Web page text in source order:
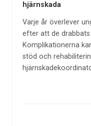
hjärnskada
Varje år överlever
efter att de drabbats
Komplikationerna
stöd och